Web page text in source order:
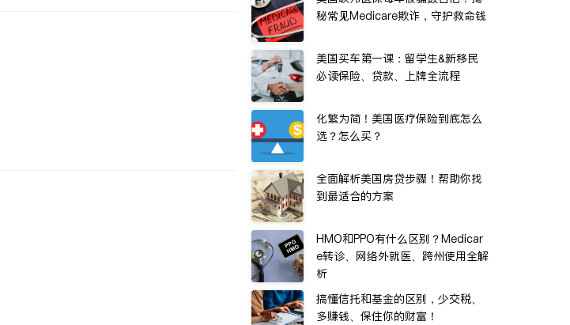
秘常见Medicare欺诈，守护救命钱
美国买车第一课：留学生&新移民
必读保险、贷款、上牌全流程
化繁为简！美国医疗保险到底怎么
选？怎么买？
全面解析美国房贷步骤！帮助你找
到最适合的方案
HMO和PPO有什么区别？Medicar
e转诊、网络外就医、跨州使用全解
析
搞懂信托和基金的区别，少交税、
多赚钱、保住你的财富！